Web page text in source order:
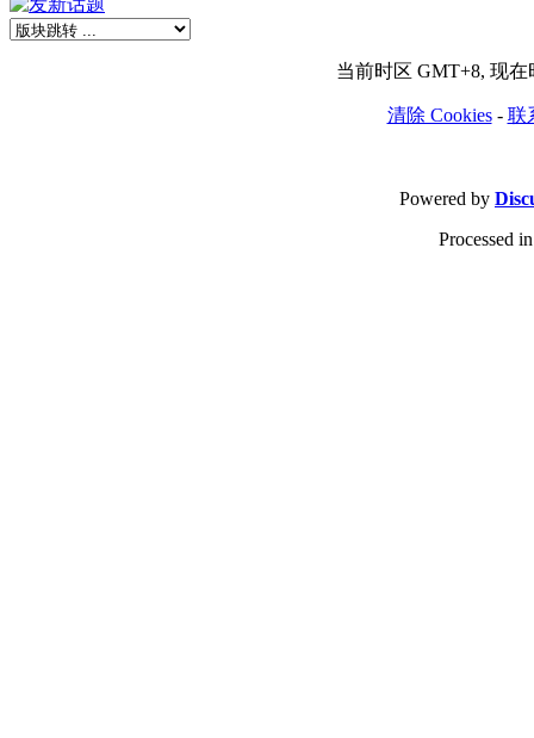
当前时区 GMT+8, 现在
清除 Cookies- 联
Powered by
Processed